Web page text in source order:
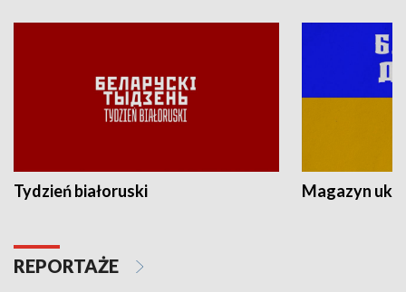
Tydzień białoruski Magazyn
REPORTAŻE